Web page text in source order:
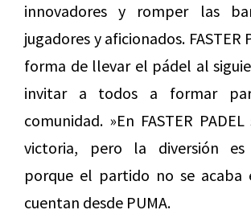
innovadores y romper las
jugadores y aficionados. FASTER
forma de llevar el pádel al
invitar a todos a formar
comunidad. »En FASTER
victoria, pero la diversión es
porque el partido no se acaba
cuentan desde PUMA.